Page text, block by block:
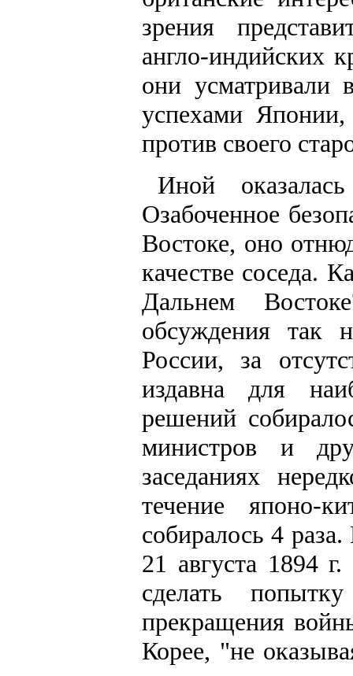
зрения
англо-индийских
они усматривали
успехами Японии,
против своего
Иной
Озабоченное
Востоке, оно
качестве соседа.
Дальнем
обсуждения так
России, за
издавна для
решений
министров и
заседаниях
течение японо-
собиралось 4
21 августа 1894
сделать
прекращения
Корее, "не